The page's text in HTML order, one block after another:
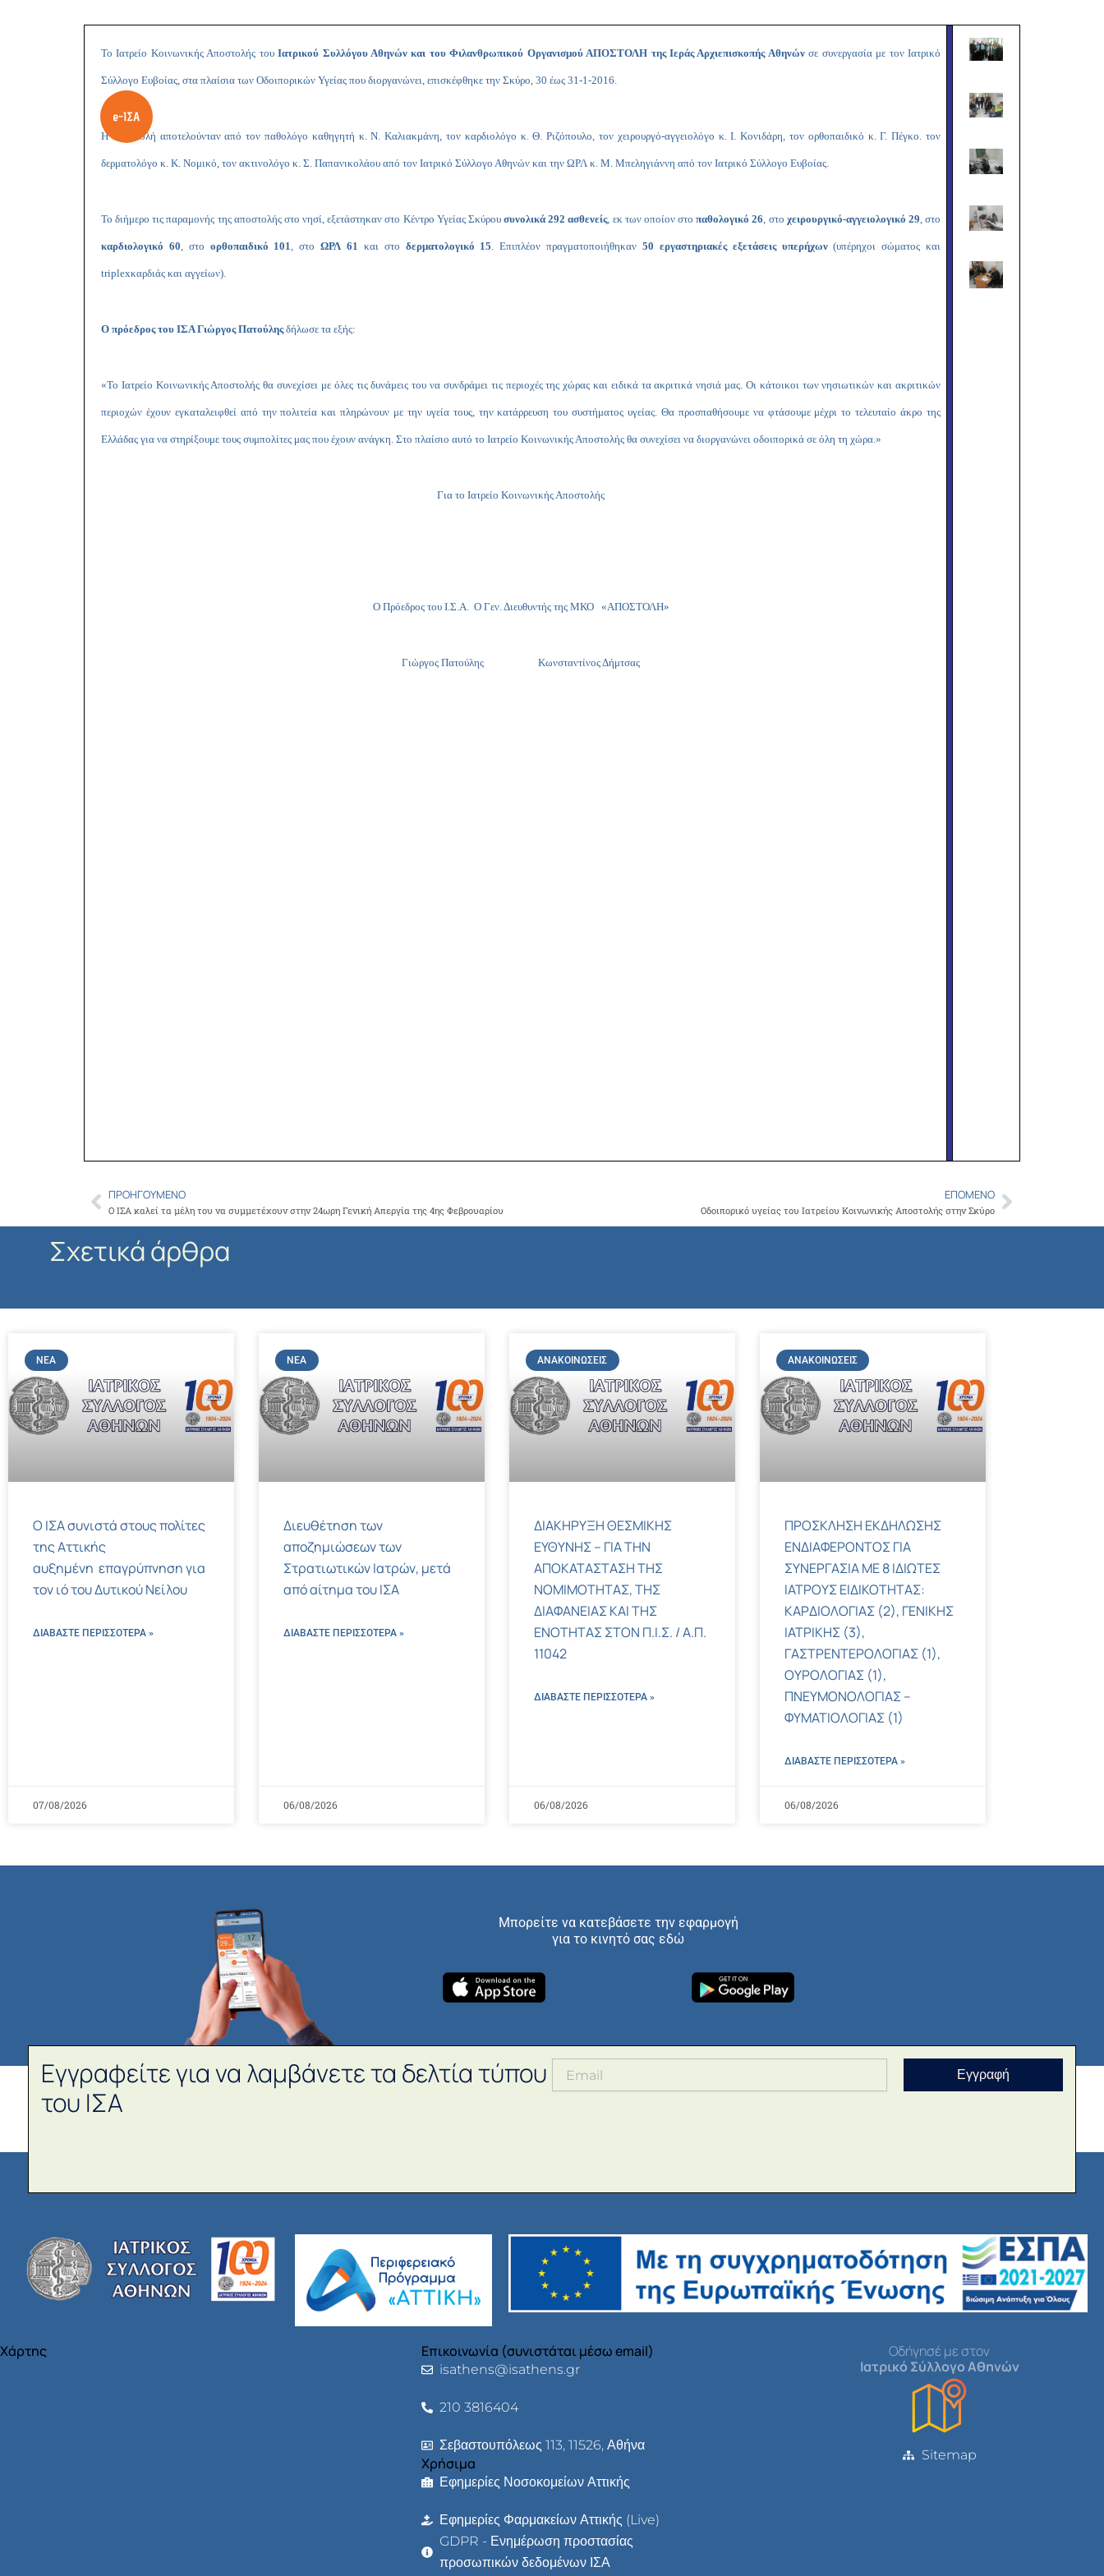
Το Ιατρείο Κοινωνικής Αποστολής τουΙατρικού Συλλόγου Αθηνών και του Φιλανθρωπικού Οργανισμού ΑΠΟΣΤΟΛΗ της Ιεράς Αρχιεπισκοπής Αθηνώνσε συνεργασία με τον Ιατρικό
Σύλλογο Ευβοίας στα πλαίσια των Οδοιπορικών Υγείας που διοργανώνει, επισκέφθηκε την Σκύρο, 30 έως 31-1-2016.
Η αποστολή αποτελούνταν από τον παθολόγο καθηγητή κ. Ν. Καλιακμάνη, τον καρδιολόγο κ. Θ. Ριζόπουλο, τον χειρουργό-αγγειολόγο κ. Ι. Κονιδάρη, τον ορθοπαιδικό κ. Γ. Πέγκο. τον
δερματολόγο κ. Κ. Νομικό, τον ακτινολόγο κ. Σ. Παπανικολάου από τον Ιατρικό Σύλλογο Αθηνών και την ΩΡΛ κ. Μ. Μπεληγιάννη από τον Ιατρικό Σύλλογο Ευβοίας.
Το διήμερο τις παραμονής της αποστολής στο νησί, εξετάστηκαν στο Κέντρο Υγείας Σκύρουσυνολικά 292 ασθενείς, εκ των οποίον στοπαθολογικό 26 , στο χειρουργικό-αγγειολογικό 29 , στο
καρδιολογικό 60 , στο ορθοπαιδικό 101 , στοΩΡΛ 61 και στο δερματολογικό 15 . Επιπλέον πραγματοποιήθηκαν 50 εργαστηριακές εξετάσεις υπερήχων(υπέρηχοι σώματος και
triplexκαρδιάς και αγγείων).
Ο πρόεδρος του ΙΣΑ Γιώργος Πατούληςδήλωσε τα εξής:
«Το Ιατρείο Κοινωνικής Αποστολής θα συνεχίσει με όλες τις δυνάμεις του να συνδράμει τις περιοχές της χώρας και ειδικά τα ακριτικά νησιά μας. Οι κάτοικοι των νησιωτικών και ακριτικών
περιοχών έχουν εγκαταλειφθεί από την πολιτεία και πληρώνουν με την υγεία τους, την κατάρρευση του συστήματος υγείας. Θα προσπαθήσουμε να φτάσουμε μέχρι το τελευταίο άκρο της
Ελλάδας για να στηρίξουμε τους συμπολίτες μας που έχουν ανάγκη. Στο πλαίσιο αυτό το Ιατρείο Κοινωνικής Αποστολής θα συνεχίσει να διοργανώνει οδοιπορικά σε όλη τη χώρα.»
Για το Ιατρείο Κοινωνικής Αποστολής
Ο Πρόεδρος του Ι.Σ.Α. Ο Γεν. Διευθυντής της ΜΚΟ «ΑΠΟΣΤΟΛΗ»
Γιώργος Πατούλης Κωνσταντίνος Δήμτσας
Prev
ΠΡΟΗΓΟΎΜΕΝΟ
Ο ΙΣΑ καλεί τα μέλη του να συμμετέχουν στην 24ωρη Γενική Απεργία της 4ης Φεβρουαρίου
ΕΠΌΜΕΝΟ
Οδοιπορικό υγείας του Ιατρείου Κοινωνικής Αποστολής στην ΣκύροNext
Σχετικά άρθρα
ΝΈΑ
Ο ΙΣΑ συνιστά στους πολίτες
της Αττικής
αυξημένη επαγρύπνηση για
τον ιό του Δυτικού Νείλου
ΔΙΑΒΑΣΤΕ ΠΕΡΙΣΣΌΤΕΡΑ »
07/08/2026
ΝΈΑ
Διευθέτηση των
αποζημιώσεων των
Στρατιωτικών Ιατρών, μετά
από αίτημα του ΙΣΑ
ΔΙΑΒΑΣΤΕ ΠΕΡΙΣΣΌΤΕΡΑ »
06/08/2026
ΑΝΑΚΟΙΝΏΣΕΙΣ
ΔΙΑΚΗΡΥΞΗ ΘΕΣΜΙΚΗΣ
ΕΥΘΥΝΗΣ – ΓΙΑ ΤΗΝ
ΑΠΟΚΑΤΑΣΤΑΣΗ ΤΗΣ
ΝΟΜΙΜΟΤΗΤΑΣ, ΤΗΣ
ΔΙΑΦΑΝΕΙΑΣ ΚΑΙ ΤΗΣ
ΕΝΟΤΗΤΑΣ ΣΤΟΝ Π.Ι.Σ. / Α.Π.
11042
ΔΙΑΒΑΣΤΕ ΠΕΡΙΣΣΌΤΕΡΑ »
06/08/2026
ΑΝΑΚΟΙΝΏΣΕΙΣ
ΠΡΟΣΚΛΗΣΗ ΕΚΔΗΛΩΣΗΣ
ΕΝΔΙΑΦΕΡΟΝΤΟΣ ΓΙΑ
ΣΥΝΕΡΓΑΣΙΑ ΜΕ 8 ΙΔΙΩΤΕΣ
ΙΑΤΡΟΥΣ ΕΙΔΙΚΟΤΗΤΑΣ:
ΚΑΡΔΙΟΛΟΓΙΑΣ (2), ΓΕΝΙΚΗΣ
ΙΑΤΡΙΚΗΣ (3),
ΓΑΣΤΡΕΝΤΕΡΟΛΟΓΙΑΣ (1),
ΟΥΡΟΛΟΓΙΑΣ (1),
ΠΝΕΥΜΟΝΟΛΟΓΙΑΣ –
ΦΥΜΑΤΙΟΛΟΓΙΑΣ (1)
ΔΙΑΒΑΣΤΕ ΠΕΡΙΣΣΌΤΕΡΑ »
06/08/2026
Μπορείτε να κατεβάσετε την εφαρμογή
για το κινητό σας εδώ
Εγγραφείτε για να λαμβάνετε τα δελτία τύπου
του ΙΣΑ
Εγγραφή
Χάρτης Επικοινωνία (συνιστάται μέσω email)
isathens@isathens.gr
210 3816404
Σεβαστουπόλεως 113, 11526, Αθήνα
Χρήσιμα
Εφημερίες Νοσοκομείων Αττικής
Εφημερίες Φαρμακείων Αττικής (Live)
GDPR - Ενημέρωση προστασίας
προσωπικών δεδομένων ΙΣΑ
Οδήγησέ με στον
Ιατρικό Σύλλογο Αθηνών
Sitemap